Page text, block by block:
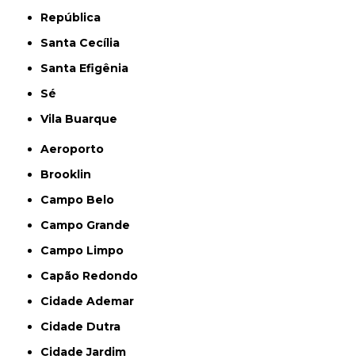
República
Santa Cecília
Santa Efigênia
Sé
Vila Buarque
Aeroporto
Brooklin
Campo Belo
Campo Grande
Campo Limpo
Capão Redondo
Cidade Ademar
Cidade Dutra
Cidade Jardim